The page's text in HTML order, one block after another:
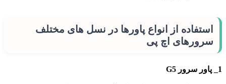
استفاده از انواع پاورها در نسل های مختلف
سرورهای اچ پی
1_ پاور سرور G5